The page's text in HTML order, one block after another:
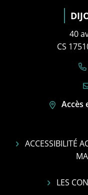
40
CS
Accès
ACCESSIBILITÉ
LES